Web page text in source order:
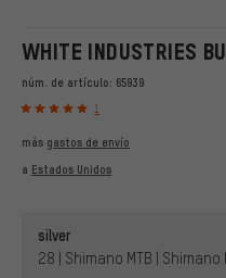
WHITE INDUSTRIES
núm. de artículo: 65939
1
más gastos de envío
a Estados Unidos
silver
28 | Shimano MTB | Shimano